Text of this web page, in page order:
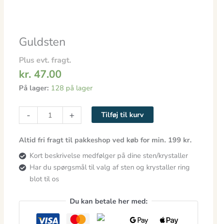
Guldsten
Plus evt. fragt.
kr. 47.00
På lager: 128 på lager
- + Tilføj til kurv
Altid fri fragt til pakkeshop ved køb for min. 199 kr.
Kort beskrivelse medfølger på dine sten/krystaller
Har du spørgsmål til valg af sten og krystaller ring
blot til os
Du kan betale her med: